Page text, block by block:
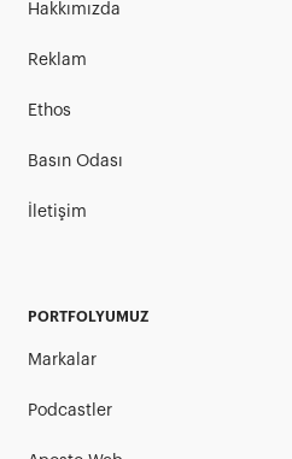
Hakkımızda
Reklam
Ethos
Basın Odası
İletişim
PORTFOLYUMUZ
Markalar
Podcastler